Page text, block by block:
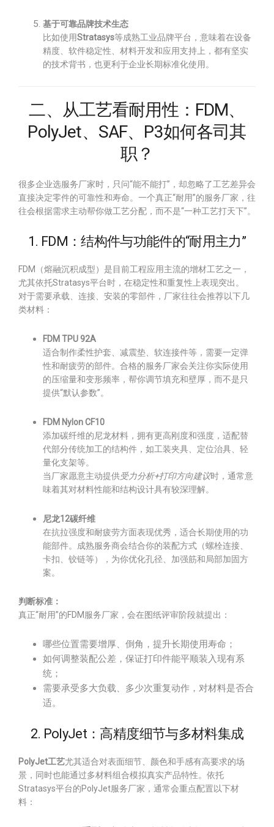
基于可靠品牌技术生态
比如使用Stratasys等成熟工业品牌平台，意味着在设备
精度、软件稳定性、材料开发和应用支持上，都有坚实
的技术背书，也更利于企业长期标准化使用。
二、从工艺看耐用性：FDM、
PolyJet、SAF、P3如何各司其
职？
很多企业选服务厂家时，只问“能不能打”，却忽略了工艺差异会
直接决定零件的可靠性和寿命。一个真正“耐用”的服务厂家，往
往会根据需求主动帮你做工艺分配，而不是“一种工艺打天下”。
1. FDM：结构件与功能件的“耐用主力”
FDM（熔融沉积成型）是目前工程应用主流的增材工艺之一，
尤其依托Stratasys平台时，在稳定性和重复性上表现突出。
对于需要承载、连接、安装的零部件，厂家往往会推荐以下几
类材料：
FDM TPU 92A
适合制作柔性护套、减震垫、软连接件等，需要一定弹
性和耐疲劳的部件。合格的服务厂家会关注你实际使用
的压缩量和变形频率，帮你调节填充和壁厚，而不是只
提供“默认参数”。
FDM Nylon CF10
添加碳纤维的尼龙材料，拥有更高刚度和强度，适配替
代部分传统加工的结构件，如工装夹具、定位治具、轻
量化支架等。
当厂家愿意主动提供受力分析+打印方向建议时，通常意
味着其对材料性能和结构设计具有较深理解。
尼龙12碳纤维
在抗拉强度和耐疲劳方面表现优秀，适合长期使用的功
能部件。成熟服务商会结合你的装配方式（螺栓连接、
卡扣、铰链等），为你优化孔径、加强筋和局部加固方
案。
判断标准：
真正“耐用”的FDM服务厂家，会在图纸评审阶段就提出：
哪些位置需要增厚、倒角，提升长期使用寿命；
如何调整装配公差，保证打印件能平顺装入现有系
统；
需要承受多大负载、多少次重复动作，对材料是否合
适。
2. PolyJet：高精度细节与多材料集成
PolyJet工艺尤其适合对表面细节、颜色和手感有高要求的场
景，同时也能通过多材料组合模拟真实产品特性。依托
Stratasys平台的PolyJet服务厂家，通常会重点配置以下材
料：